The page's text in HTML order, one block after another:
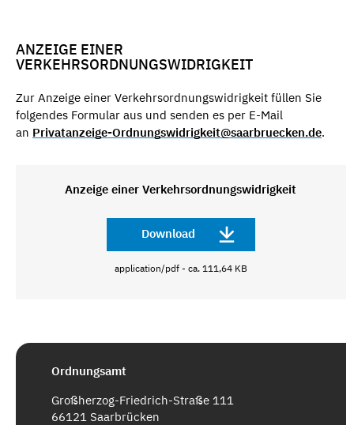
ANZEIGE EINER
VERKEHRSORDNUNGSWIDRIGKEIT
Zur Anzeige einer Verkehrsordnungswidrigkeit füllen Sie
folgendes Formular aus und senden es per E-Mail
an Privatanzeige-Ordnungswidrigkeit@saarbruecken.de.
Anzeige einer Verkehrsordnungswidrigkeit
Download
application/pdf - ca. 111,64 KB
Ordnungsamt
Großherzog-Friedrich-Straße 111
66121 Saarbrücken